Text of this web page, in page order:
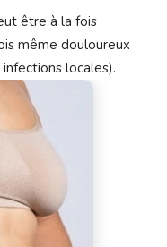
être à la fois
même douloureux
locales).